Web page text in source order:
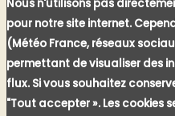
Nous n'utilisons pas
pour notre site internet.
(Météo France, réseaux
permettant de visualiser des
flux. Si vous souhaitez
"Tout accepter ». Les cookies